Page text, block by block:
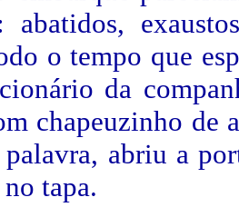
abatidos,
o tempo que
da
chapeuzinho de
abriu a
tapa.